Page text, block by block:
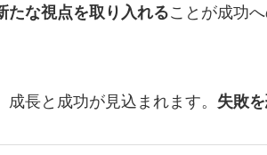
たな視点を取り入れることが成功へ
成長と成功が見込まれます。 失敗